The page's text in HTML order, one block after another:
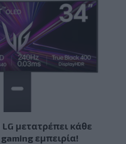
μετατρέπει κάθε
εμπειρία!